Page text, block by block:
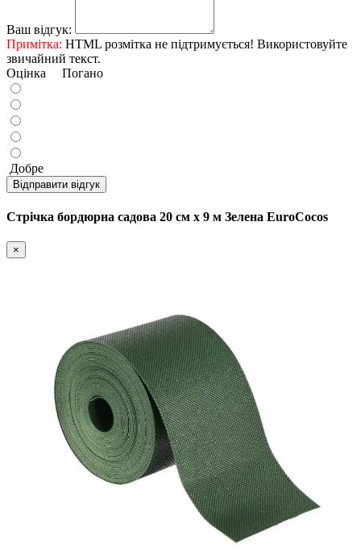
Ваш відгук:
Примітка: HTML розмітка не підтримується! Використовуйте
звичайний текст.
Оцінка Погано
Добре
Відправити відгук
Стрічка бордюрна садова 20 см х 9 м Зелена EuroCocos
×